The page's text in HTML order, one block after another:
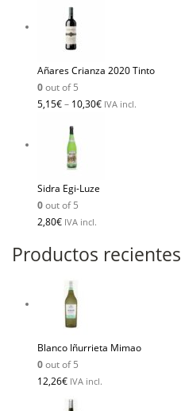
Añares Crianza 2020 Tinto
0out of 5
5,15€– 10,30€ IVA incl.
Sidra Egi-Luze
0out of 5
2,80€ IVA incl.
Productos recientes
Blanco Iñurrieta Mimao
0out of 5
12,26€ IVA incl.